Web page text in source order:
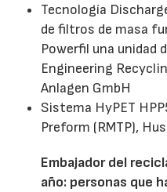
Tecnología
de filtros de masa
Powerfil una unidad
Engineering
Anlagen GmbH
Sistema HyPET
Preform (RMTP),
Embajador del
año: personas que